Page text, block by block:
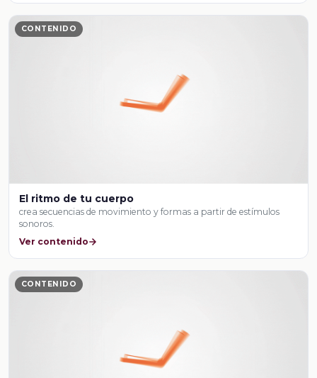
CONTENIDO
El ritmo de tu cuerpo
crea secuencias de movimiento y formas a partir de estímulos
sonoros.
Ver contenido
CONTENIDO